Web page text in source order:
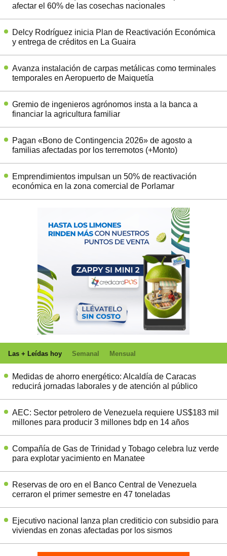
afectar el 60% de las cosechas nacionales
Delcy Rodríguez inicia Plan de Reactivación Económica
y entrega de créditos en La Guaira
Avanza instalación de carpas metálicas como terminales
temporales en Aeropuerto de Maiquetía
Gremio de ingenieros agrónomos insta a la banca a
financiar la agricultura familiar
Pagan «Bono de Contingencia 2026» de agosto a
familias afectadas por los terremotos (+Monto)
Emprendimientos impulsan un 50% de reactivación
económica en la zona comercial de Porlamar
Las + Leídas hoy Semanal Mensual
Medidas de ahorro energético: Alcaldía de Caracas
reducirá jornadas laborales y de atención al público
AEC: Sector petrolero de Venezuela requiere US$183 mil
millones para producir 3 millones bdp en 14 años
Compañía de Gas de Trinidad y Tobago celebra luz verde
para explotar yacimiento en Manatee
Reservas de oro en el Banco Central de Venezuela
cerraron el primer semestre en 47 toneladas
Ejecutivo nacional lanza plan crediticio con subsidio para
viviendas en zonas afectadas por los sismos